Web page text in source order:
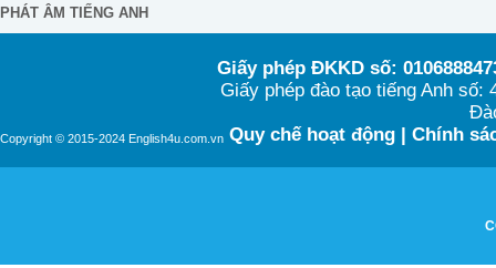
PHÁT ÂM TIẾNG ANH
Copyright © 2015-2024 English4u.com.vn
Giấy phép ĐKKD số:
Giấy phép đào tạo tiếng Anh
Quy chế hoạt động| Chính